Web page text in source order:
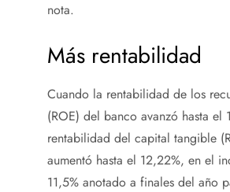
nota.
Más rentabilidad
Cuando la rentabilidad de los
(ROE) del banco avanzó hasta el
rentabilidad del capital tangible
aumentó hasta el 12,22%, en el
11,5% anotado a finales del año